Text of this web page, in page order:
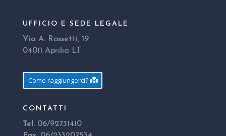
UFFICIO E SEDE LEGALE
Via A. Rossetti, 19
04011 Aprilia LT
Come raggiungerci?
CONTATTI
Tel . 06/92731410